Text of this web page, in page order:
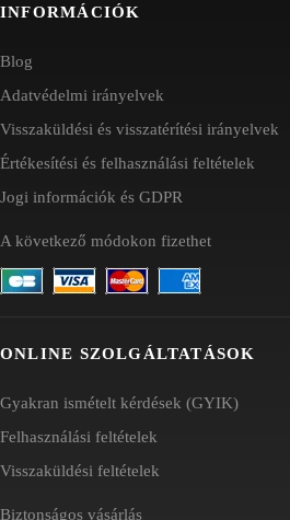
INFORMÁCIÓK
Blog
Adatvédelmi irányelvek
Visszaküldési és visszatérítési irányelvek
Értékesítési és felhasználási feltételek
Jogi információk és GDPR
A következő módokon fizethet
ONLINE SZOLGÁLTATÁSOK
Gyakran ismételt kérdések (GYIK)
Felhasználási feltételek
Visszaküldési feltételek
Biztonságos vásárlás